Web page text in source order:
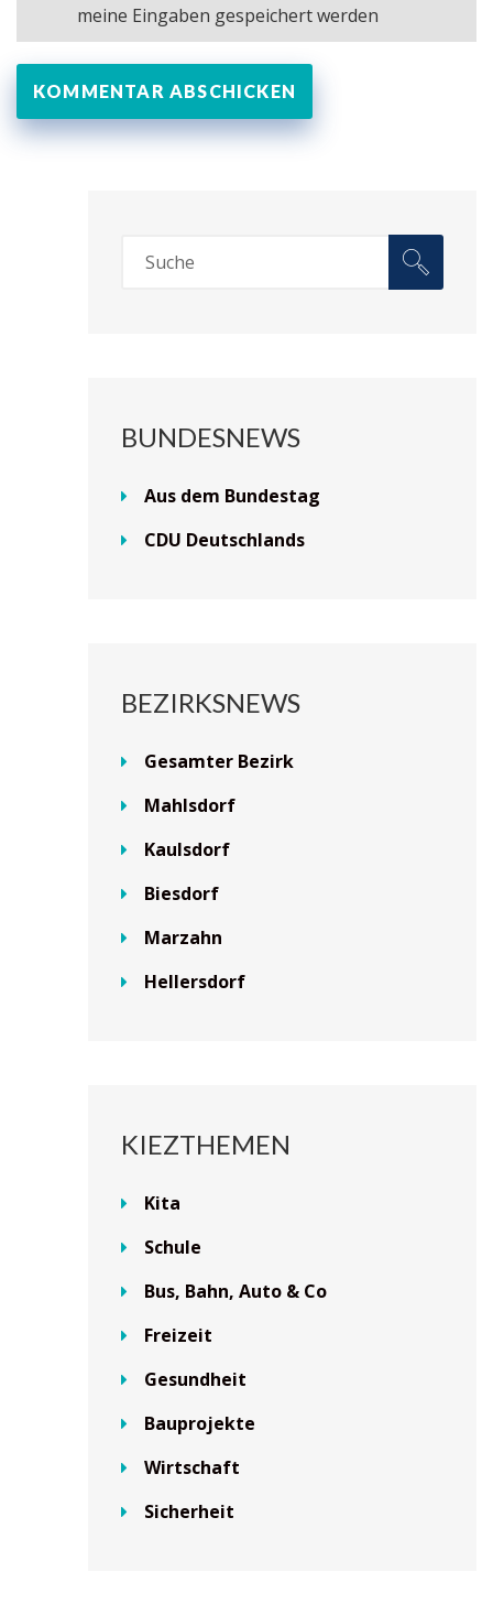
meine Eingaben gespeichert werden
BUNDESNEWS
Aus dem Bundestag
CDU Deutschlands
BEZIRKSNEWS
Gesamter Bezirk
Mahlsdorf
Kaulsdorf
Biesdorf
Marzahn
Hellersdorf
KIEZTHEMEN
Kita
Schule
Bus, Bahn, Auto & Co
Freizeit
Gesundheit
Bauprojekte
Wirtschaft
Sicherheit